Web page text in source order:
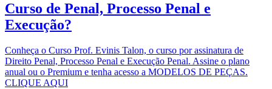
Curso de Penal, Processo Penal e
Execução?
Conheça o Curso Prof. Evinis Talon, o curso por assinatura de
Direito Penal, Processo Penal e Execução Penal. Assine o plano
anual ou o Premium e tenha acesso a MODELOS DE PEÇAS.
CLIQUE AQUI